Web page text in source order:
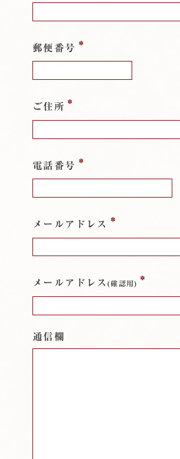
郵便番号 *
ご住所 *
電話番号 *
メールアドレス *
メールアドレス(確認用) *
通信欄